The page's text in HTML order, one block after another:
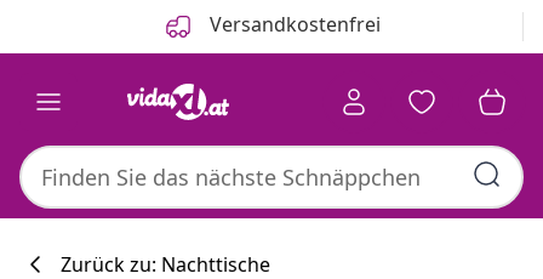
Versandkostenfrei
Zurück zu: Nachttische